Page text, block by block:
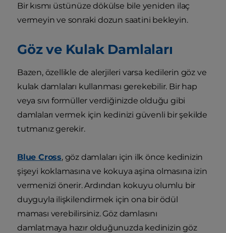
Bir kısmı üstünüze dökülse bile yeniden ilaç
vermeyin ve sonraki dozun saatini bekleyin.
Göz ve Kulak Damlaları
Bazen, özellikle de alerjileri varsa kedilerin göz ve
kulak damlaları kullanması gerekebilir. Bir hap
veya sıvı formüller verdiğinizde olduğu gibi
damlaları vermek için kedinizi güvenli bir şekilde
tutmanız gerekir.
Blue Cross, göz damlaları için ilk önce kedinizin
şişeyi koklamasına ve kokuya aşina olmasına izin
vermenizi önerir. Ardından kokuyu olumlu bir
duyguyla ilişkilendirmek için ona bir ödül
maması verebilirsiniz. Göz damlasını
damlatmaya hazır olduğunuzda kedinizin göz